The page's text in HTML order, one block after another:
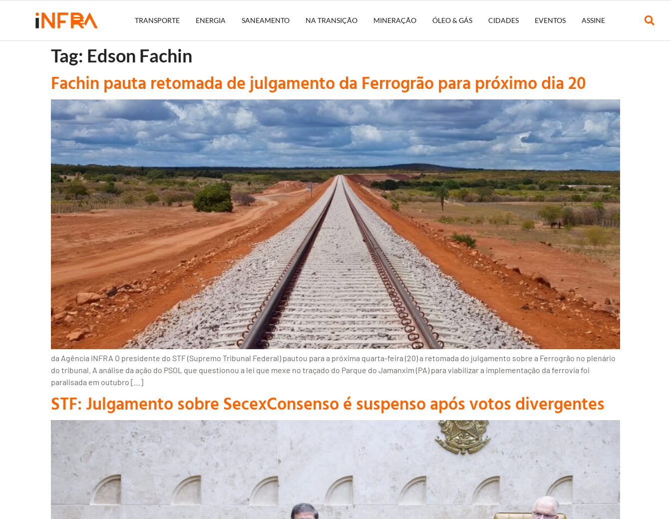
TRANSPORTE ENERGIA SANEAMENTO NA TRANSIÇÃO MINERAÇÃO ÓLEO & GÁS CIDADES EVENTOS ASSINE
Tag: Edson Fachin
Fachin pauta retomada de julgamento da Ferrogrão para próximo dia 20
da Agência iNFRA O presidente do STF (Supremo Tribunal Federal) pautou para a próxima quarta-feira (20) a retomada do julgamento sobre a Ferrogrão no plenário
do tribunal. A análise da ação do PSOL que questionou a lei que mexe no traçado do Parque do Jamanxim (PA) para viabilizar a implementação da ferrovia foi
paralisada em outubro […]
STF: Julgamento sobre SecexConsenso é suspenso após votos divergentes